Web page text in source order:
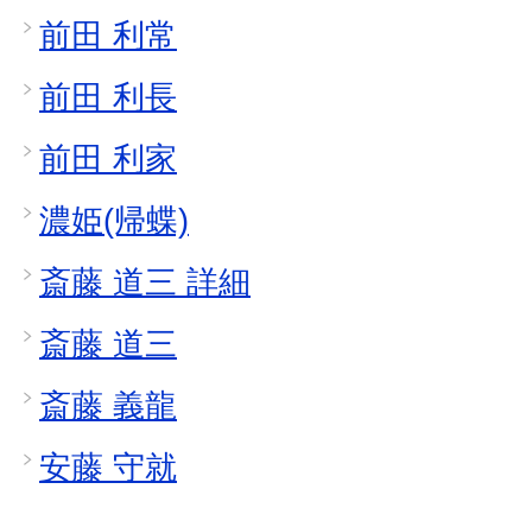
前田 利常
前田 利長
前田 利家
濃姫(帰蝶)
斎藤 道三 詳細
斎藤 道三
斎藤 義龍
安藤 守就